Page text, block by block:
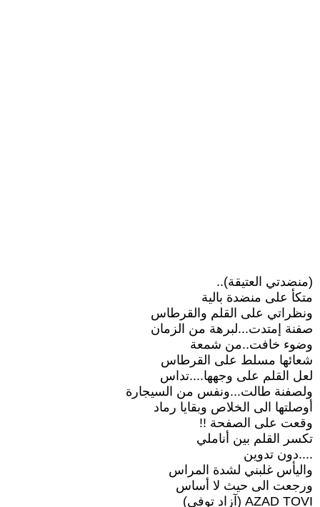
(منضدتي العتيقة)..
متكأ على منضدة بالية
ونظراتي على القلم والقرطاس
صفنة إمتدت...لبرهة من الزمان
وضوء خافت..من شمعة
شعائها مسلط على القرطاس
لعل القلم على وجهها....تداس
ولصفنة طالت...ونفس من السيجارة
أوصلتها الى الخلاص وبقايا رماد
وقعت على الصفحة !!
تكسر القلم بين أناملي
....دون تدوين
واليأس غلبني لشدة المراس
ورجعت الى حيث لا أساس
AZAD TOVI (آزاد توفي)